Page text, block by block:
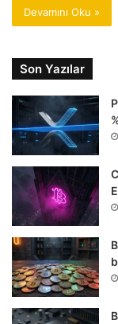
Devamını Oku »
Son Yazılar